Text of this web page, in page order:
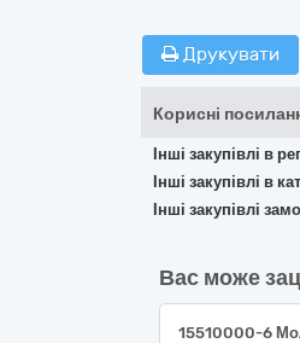
Друкувати
Корисні
Інші закупівлі в
Інші закупівлі в
Інші закупівлі
Вас може
15510000-6